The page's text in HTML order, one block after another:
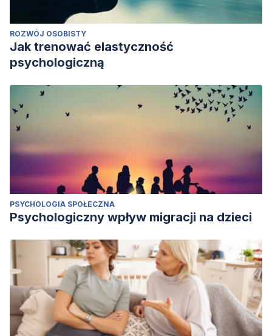
ROZWÓJ OSOBISTY
Jak trenować elastyczność
psychologiczną
PSYCHOLOGIA SPOŁECZNA
Psychologiczny wpływ migracji na dzieci